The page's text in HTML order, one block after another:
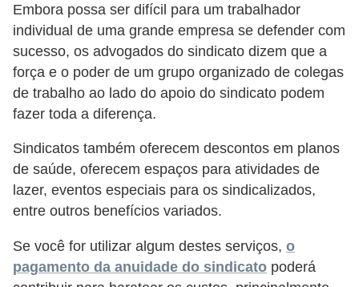
Embora possa ser difícil para um trabalhador
individual de uma grande empresa se defender com
sucesso, os advogados do sindicato dizem que a
força e o poder de um grupo organizado de colegas
de trabalho ao lado do apoio do sindicato podem
fazer toda a diferença.
Sindicatos também oferecem descontos em planos
de saúde, oferecem espaços para atividades de
lazer, eventos especiais para os sindicalizados,
entre outros benefícios variados.
Se você for utilizar algum destes serviços, o
pagamento da anuidade do sindicato poderá
P
o
r
t
a
r
i
a
1
5
1